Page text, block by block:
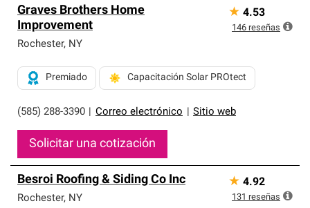
Corning constituyen el nivel superior de nuestra red
exclusiva y cumplen con estándares estrictos de
profesionalismo, confiabilidad y destreza incomparable.
sistemas de techos.
Graves Brothers Home
Improvement
Rochester, NY
(585) 288-3390 Correo electrónico Sitio web
Premiado Capacitación Solar PROtect
Solicitar una cotización
★ 4.53
146 reseñas
Besroi Roofing & Siding Co Inc
Rochester, NY
★ 4.92
131 reseñas